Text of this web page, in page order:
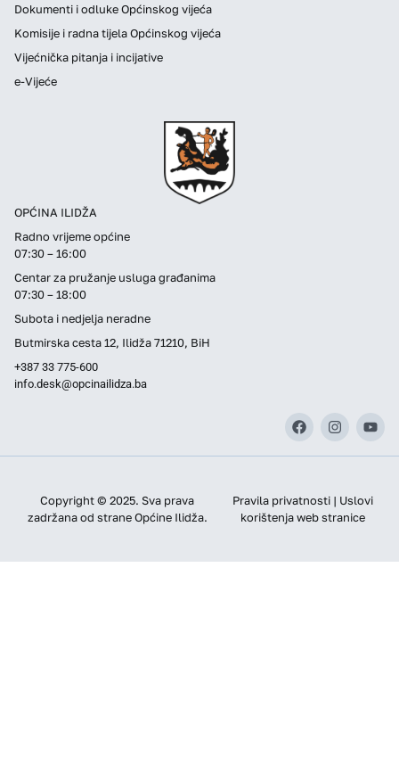
OPĆINA ILIDŽA
Radno vrijeme općine
07:30 – 16:00
Centar za pružanje usluga građanima
07:30 – 18:00
Subota i nedjelja neradne
Butmirska cesta 12, Ilidža 71210, BiH
+387 33 775-600
info.desk@opcinailidza.ba
Dokumenti i odluke Općinskog vijeća
Komisije i radna tijela Općinskog vijeća
Vijećnička pitanja i incijative
e-Vijeće
Copyright © 2025. Sva prava
zadržana od strane Općine Ilidža.
Pravila privatnosti | Uslovi
korištenja web stranice